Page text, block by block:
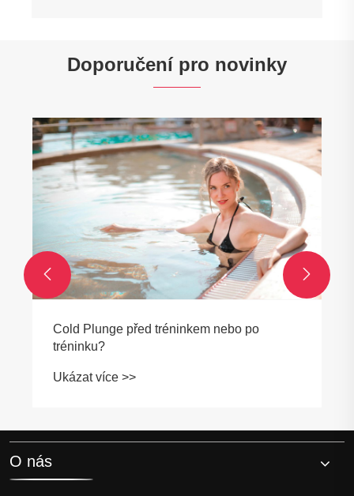
Doporučení pro novinky
Hi-Q Group 2024 Každoroční večeře- cesta
pospolitosti a aspirace
Ukázat více >>
 
O nás